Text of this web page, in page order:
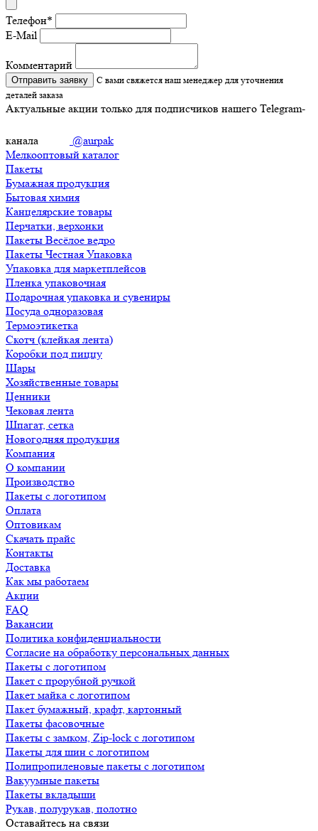
Телефон*
E-Mail
Комментарий
Отправить заявку
С вами свяжется наш менеджер для уточнения
деталей заказа
Актуальные акции только для подписчиков нашего Telegram-
канала
@aurpak
Мелкооптовый каталог
Пакеты
Бумажная продукция
Бытовая химия
Канцелярские товары
Перчатки, верхонки
Пакеты Весёлое ведро
Пакеты Честная Упаковка
Упаковка для маркетплейсов
Пленка упаковочная
Подарочная упаковка и сувениры
Посуда одноразовая
Термоэтикетка
Скотч (клейкая лента)
Коробки под пиццу
Шары
Хозяйственные товары
Ценники
Чековая лента
Шпагат, сетка
Новогодняя продукция
Компания
О компании
Производство
Пакеты с логотипом
Оплата
Оптовикам
Скачать прайс
Контакты
Доставка
Как мы работаем
Акции
FAQ
Вакансии
Политика конфиденциальности
Согласие на обработку персональных данных
Пакеты с логотипом
Пакет с прорубной ручкой
Пакет майка с логотипом
Пакет бумажный, крафт, картонный
Пакеты фасовочные
Пакеты с замком, Zip-lock с логотипом
Пакеты для шин с логотипом
Полипропиленовые пакеты с логотипом
Вакуумные пакеты
Пакеты вкладыши
Рукав, полурукав, полотно
Оставайтесь на связи